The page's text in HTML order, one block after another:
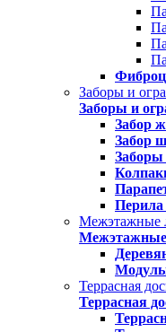
Заборы и
Заборы и
Забор
Забор
Заборы
Межэтажные
Террасная
Террасная